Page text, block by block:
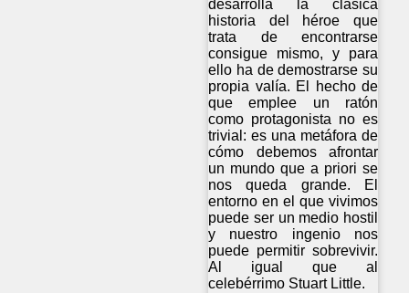
desarrolla la clásica
historia del héroe que
trata de encontrarse
consigue mismo, y para
ello ha de demostrarse su
propia valía. El hecho de
que emplee un ratón
como protagonista no es
trivial: es una metáfora de
cómo debemos afrontar
un mundo que a priori se
nos queda grande. El
entorno en el que vivimos
puede ser un medio hostil
y nuestro ingenio nos
puede permitir sobrevivir.
Al igual que al
celebérrimo Stuart Little.